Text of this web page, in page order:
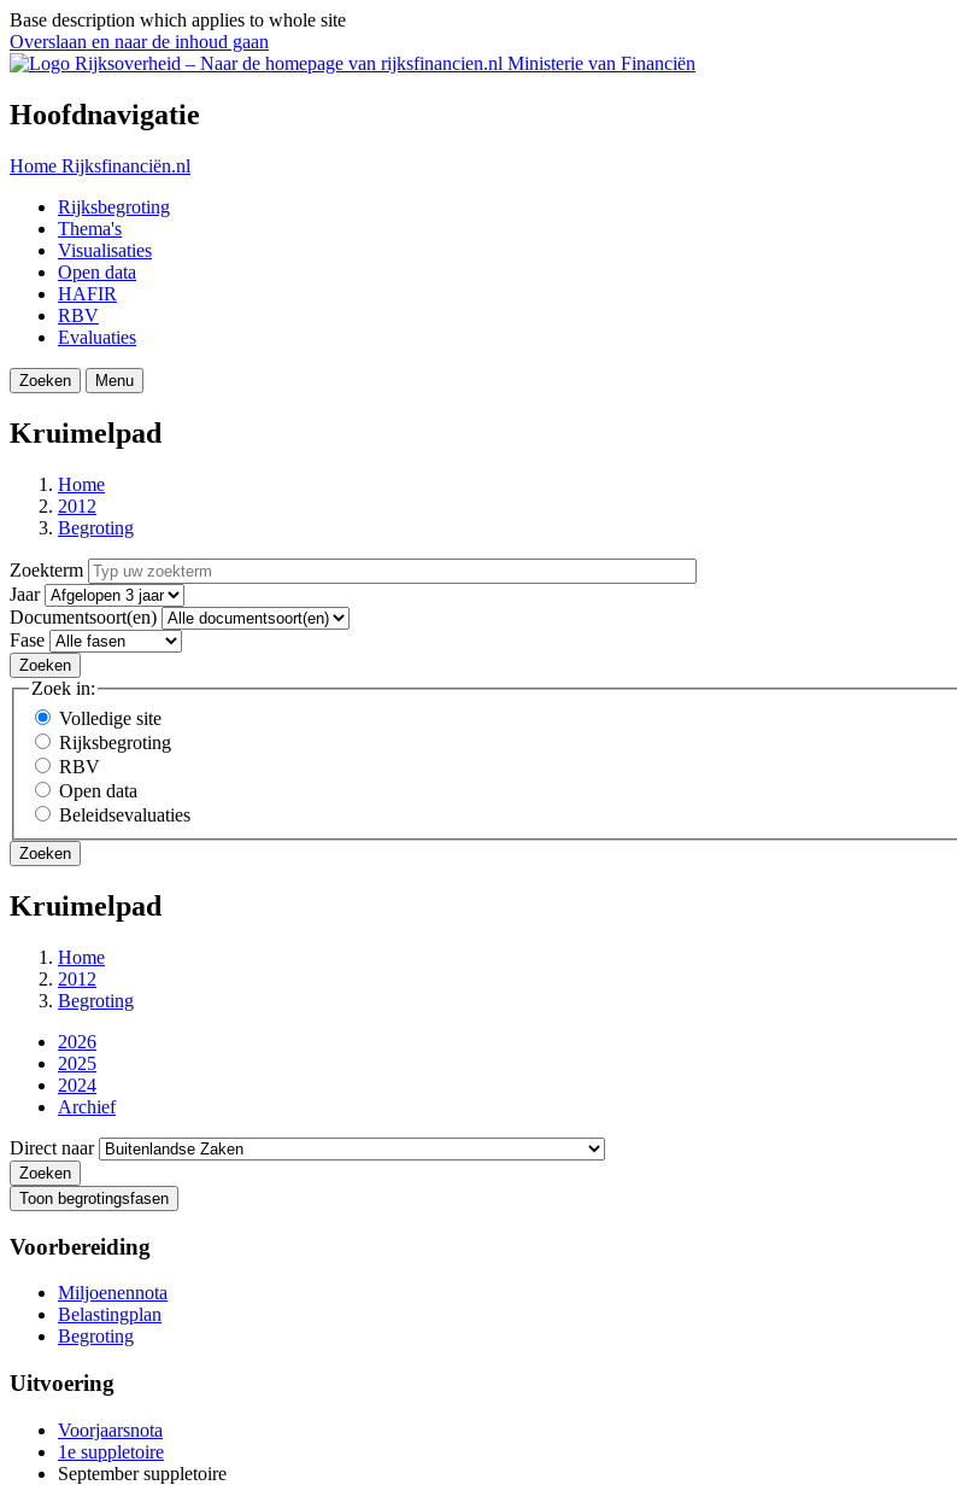
Base description which applies to whole site
Overslaan en naar de inhoud gaan
Ministerie van Financiën
Hoofdnavigatie
Home Rijksfinanciën.nl
Rijksbegroting
Thema's
Visualisaties
Open data
HAFIR
RBV
Evaluaties
Zoeken Menu
Kruimelpad
Home
2012
Begroting
Zoekterm
Jaar
Documentsoort(en)
Fase
Zoek in:
Volledige site
Rijksbegroting
RBV
Open data
Beleidsevaluaties
Kruimelpad
Home
2012
Begroting
2026
2025
2024
Archief
Direct naar
Toon begrotingsfasen
Voorbereiding
Miljoenennota
Belastingplan
Begroting
Uitvoering
Voorjaarsnota
1e suppletoire
September suppletoire